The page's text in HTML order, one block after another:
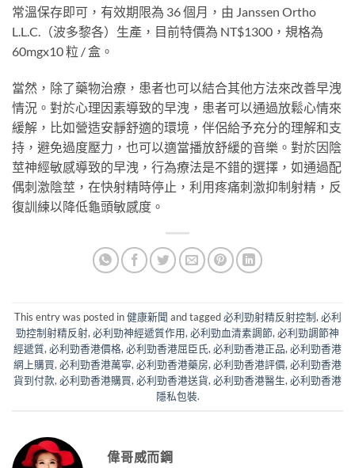
常溫保存即可，有效期限為 36 個月，由 Janssen Ortho
L.L.C.（波多黎各）生產，目前特價為 NT$1300，規格為
60mgx10 粒 / 盒。
當然，除了藥物治療，患者也可以結合其他方法來改善早洩
情況。對於心理因素導致的早洩，患者可以通過放鬆心情來
緩解，比如營造安靜舒適的環境，伴侶給予充分的理解和支
持，避免過度壓力，也可以適當播放舒緩的音樂。對於因陰
莖神經敏感導致的早洩，行為療法是不錯的選擇，如通過配
偶刺激陰莖，在快射精時停止，利用疼痛刺激抑制射精，反
復訓練以降低龜頭敏感度。
This entry was posted in健康新聞 and tagged必利勁射精反射控制, 必利
勁控制射精反射, 必利勁神經遞質作用, 必利勁血清素調節, 必利勁調節神
經遞質, 必利勁香港價格, 必利勁香港屈臣氏, 必利勁香港正品, 必利勁香港
網上購買, 必利勁香港萬寧, 必利勁香港藥房, 必利勁香港評價, 必利勁香港
貨到付款, 必利勁香港購買, 必利勁香港送貨, 必利勁香港醫生, 必利勁香港
隱私包裝.
偉哥威而鋼